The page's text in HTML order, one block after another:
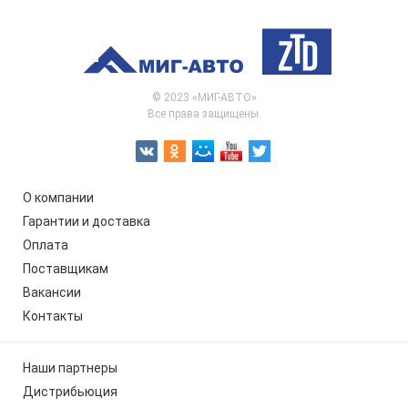
© 2023 «МИГ-АВТО»
Все права защищены.
О компании
Гарантии и доставка
Оплата
Поставщикам
Вакансии
Контакты
Наши партнеры
Дистрибьюция